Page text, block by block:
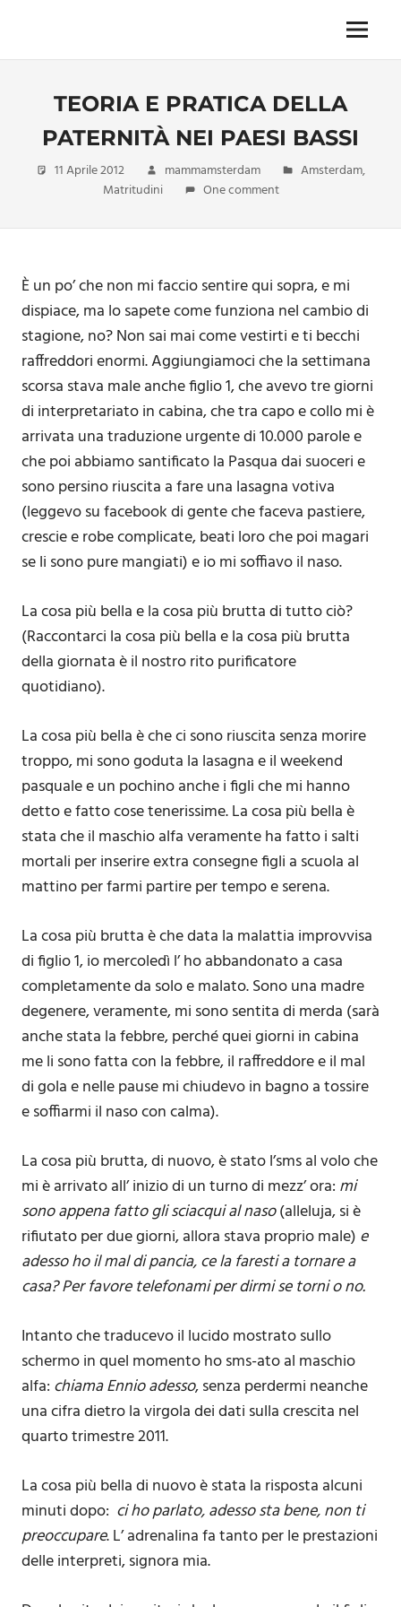
content
imprescindibile,
inevitabile
oggi
nuova
confezione
migliorata
Menu
TEORIA E PRATICA DELLA
PATERNITÀ NEI PAESI BASSI
11 Aprile 2012 mammamsterdam Amsterdam,
Matritudini
One comment
È un po’ che non mi faccio sentire qui sopra, e mi
dispiace, ma lo sapete come funziona nel cambio di
stagione, no? Non sai mai come vestirti e ti becchi
raffreddori enormi. Aggiungiamoci che la settimana
scorsa stava male anche figlio 1, che avevo tre giorni
di interpretariato in cabina, che tra capo e collo mi è
arrivata una traduzione urgente di 10.000 parole e
che poi abbiamo santificato la Pasqua dai suoceri e
sono persino riuscita a fare una lasagna votiva
(leggevo su facebook di gente che faceva pastiere,
crescie e robe complicate, beati loro che poi magari
se li sono pure mangiati) e io mi soffiavo il naso.
La cosa più bella e la cosa più brutta di tutto ciò?
(Raccontarci la cosa più bella e la cosa più brutta
della giornata è il nostro rito purificatore
quotidiano).
La cosa più bella è che ci sono riuscita senza morire
troppo, mi sono goduta la lasagna e il weekend
pasquale e un pochino anche i figli che mi hanno
detto e fatto cose tenerissime. La cosa più bella è
stata che il maschio alfa veramente ha fatto i salti
mortali per inserire extra consegne figli a scuola al
mattino per farmi partire per tempo e serena.
La cosa più brutta è che data la malattia improvvisa
di figlio 1, io mercoledì l’ ho abbandonato a casa
completamente da solo e malato. Sono una madre
degenere, veramente, mi sono sentita di merda (sarà
anche stata la febbre, perché quei giorni in cabina
me li sono fatta con la febbre, il raffreddore e il mal
di gola e nelle pause mi chiudevo in bagno a tossire
e soffiarmi il naso con calma).
La cosa più brutta, di nuovo, è stato l’sms al volo che
mi è arrivato all’ inizio di un turno di mezz’ ora: mi
sono appena fatto gli sciacqui al naso(alleluja, si è
rifiutato per due giorni, allora stava proprio male) e
adesso ho il mal di pancia, ce la faresti a tornare a
casa? Per favore telefonami per dirmi se torni o no.
Intanto che traducevo il lucido mostrato sullo
schermo in quel momento ho sms-ato al maschio
alfa: chiama Ennio adesso, senza perdermi neanche
una cifra dietro la virgola dei dati sulla crescita nel
quarto trimestre 2011.
La cosa più bella di nuovo è stata la risposta alcuni
minuti dopo: ci ho parlato, adesso sta bene, non ti
preoccupare. L’ adrenalina fa tanto per le prestazioni
delle interpreti, signora mia.